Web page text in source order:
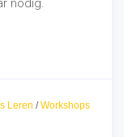
nodig.
Leren /Workshops